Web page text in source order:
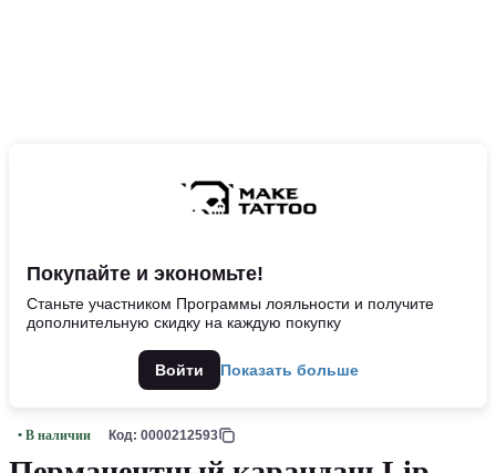
Покупайте и экономьте!
Станьте участником Программы лояльности и получите
дополнительную скидку на каждую покупку
Войти Показать больше
• В наличии Код: 0000212593